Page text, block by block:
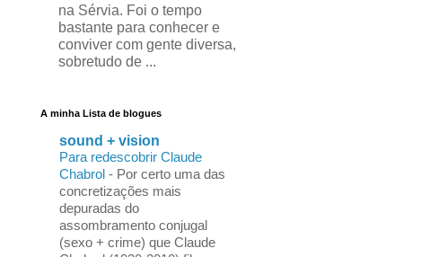
na Sérvia. Foi o tempo
bastante para conhecer e
conviver com gente diversa,
sobretudo de ...
A minha Lista de blogues
sound + vision
Para redescobrir Claude
Chabrol - Por certo uma das
concretizações mais
depuradas do
assombramento conjugal
(sexo + crime) que Claude